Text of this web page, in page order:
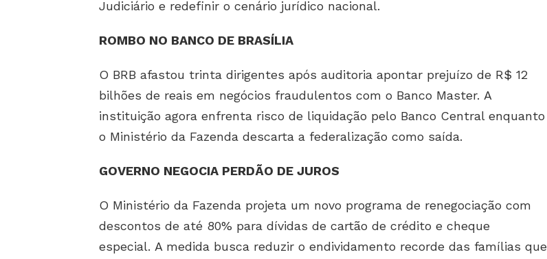
Judiciário e redefinir o cenário jurídico nacional.
ROMBO NO BANCO DE BRASÍLIA
O BRB afastou trinta dirigentes após auditoria apontar prejuízo de R$ 12
bilhões de reais em negócios fraudulentos com o Banco Master. A
instituição agora enfrenta risco de liquidação pelo Banco Central enquanto
o Ministério da Fazenda descarta a federalização como saída.
GOVERNO NEGOCIA PERDÃO DE JUROS
O Ministério da Fazenda projeta um novo programa de renegociação com
descontos de até 80% para dívidas de cartão de crédito e cheque
especial. A medida busca reduzir o endividamento recorde das famílias que